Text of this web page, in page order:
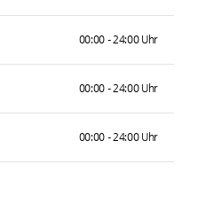
00:00 - 24:00 Uhr
00:00 - 24:00 Uhr
00:00 - 24:00 Uhr